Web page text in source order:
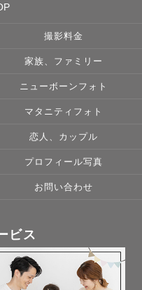
撮影料金
家族、ファミリー
ニューボーンフォト
マタニティフォト
恋人、カップル
プロフィール写真
お問い合わせ
ビス